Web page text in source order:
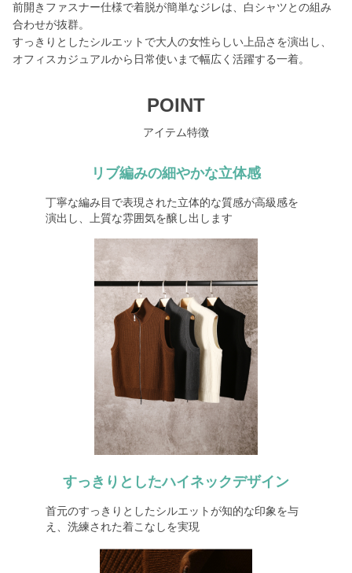
前開きファスナー仕様で着脱が簡単なジレは、白シャツとの組み
合わせが抜群。
すっきりとしたシルエットで大人の女性らしい上品さを演出し、
オフィスカジュアルから日常使いまで幅広く活躍する一着。
POINT
アイテム特徴
リブ編みの細やかな立体感
丁寧な編み目で表現された立体的な質感が高級感を
演出し、上質な雰囲気を醸し出します
すっきりとしたハイネックデザイン
首元のすっきりとしたシルエットが知的な印象を与
え、洗練された着こなしを実現